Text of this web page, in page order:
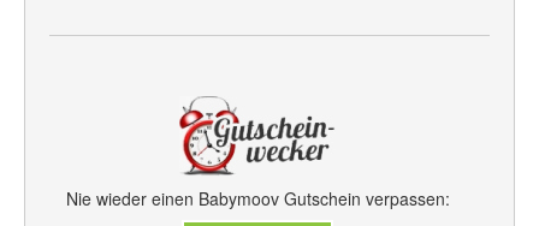
Nie wieder einen Babymoov Gutschein verpassen: